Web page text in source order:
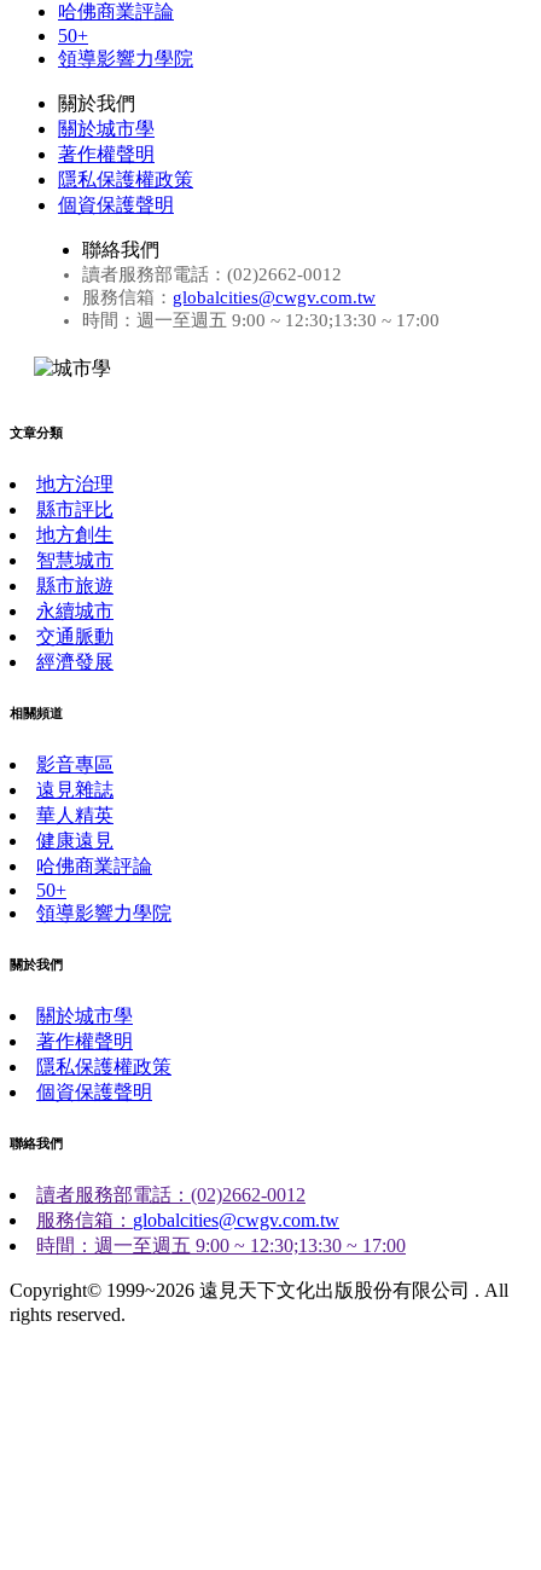
哈佛商業評論
50+
領導影響力學院
關於我們
關於城市學
著作權聲明
隱私保護權政策
個資保護聲明
聯絡我們
讀者服務部電話：(02)2662-0012
服務信箱： globalcities@cwgv.com.tw
時間：週一至週五 9:00 ~ 12:30;13:30 ~ 17:00
文章分類
地方治理
縣市評比
地方創生
智慧城市
縣市旅遊
永續城市
交通脈動
經濟發展
相關頻道
影音專區
遠見雜誌
華人精英
健康遠見
哈佛商業評論
50+
領導影響力學院
關於我們
關於城市學
著作權聲明
隱私保護權政策
個資保護聲明
聯絡我們
讀者服務部電話：(02)2662-0012
服務信箱： globalcities@cwgv.com.tw
時間：週一至週五 9:00 ~ 12:30;13:30 ~ 17:00
Copyright© 1999~2026 遠見天下文化出版股份有限公司 . All
rights reserved.